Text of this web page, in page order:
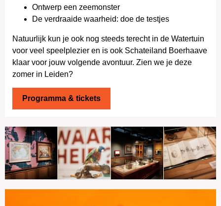
Ontwerp een zeemonster
De verdraaide waarheid: doe de testjes
Natuurlijk kun je ook nog steeds terecht in de Watertuin
voor veel speelplezier en is ook Schateiland Boerhaave
klaar voor jouw volgende avontuur. Zien we je deze
zomer in Leiden?
Programma & tickets